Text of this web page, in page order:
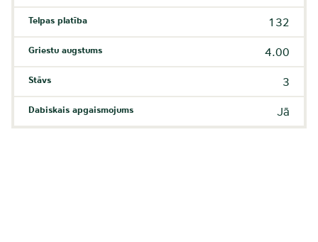
Telpas platība 132
Griestu augstums 4.00
Stāvs 3
Dabiskais apgaismojums Jā